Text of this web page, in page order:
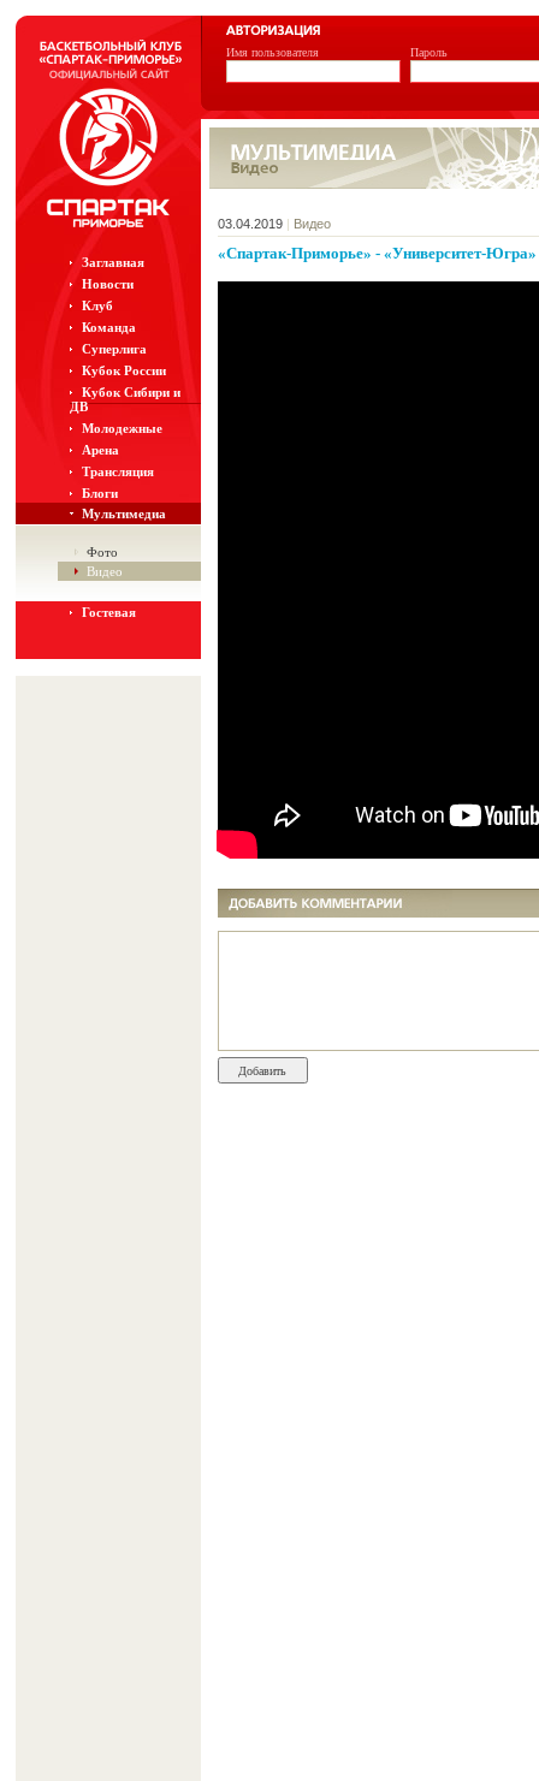
Имя пользователя Пароль
Заглавная
Новости
Клуб
Команда
Суперлига
Кубок России
Кубок Сибири и
ДВ
Молодежные
Арена
Трансляция
Блоги
Мультимедиа
Фото
Видео
Гостевая
03.04.2019 | Видео
«Спартак-Приморье» - «Университет-